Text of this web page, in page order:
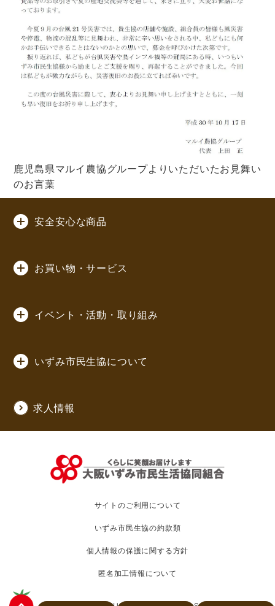
鹿児島県マルイ農協グループよりいただいたお見舞い
のお言葉
安全安心な商品
お買い物・サービス
イベント・活動・取り組み
いずみ市民生協について
求人情報
サイトのご利用について
いずみ市民生協の約款類
個人情報の保護に関する方針
匿名加工情報について